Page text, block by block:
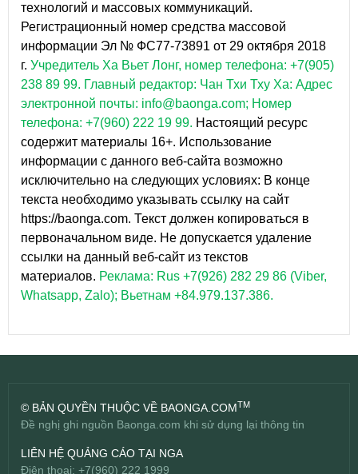
технологий и массовых коммуникаций.
Регистрационный номер средства массовой
информации Эл № ФС77-73891 от 29 октября 2018
г. Учредитель Ха Вьет Лонг, номер телефона: +7(905)
238 89 99. Главный редактор: Чан Тхи Тху Ха: Адрес
электронной почты: info@baonga.com; Номер
телефона: +7(960) 222 19 99. Настоящий ресурс
содержит материалы 16+. Использование
информации с данного веб-сайта возможно
исключительно на следующих условиях: В конце
текста необходимо указывать ссылку на сайт
https://baonga.com. Текст должен копироваться в
первоначальном виде. Не допускается удаление
ссылки на данный веб-сайт из текстов
материалов. Реклама: Rus +7(926) 282 29 86 (Viber,
Whatsapp, Zalo); Вьетнам +84.979.137.386.
© BẢN QUYỀN THUỘC VỀ BAONGA.COMTM
Đề nghị ghi nguồn Baonga.com khi sử dụng lại thông tin
LIÊN HỆ QUẢNG CÁO TẠI NGA
Điện thoại: +7(960) 222 1999